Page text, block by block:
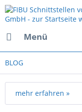
Menü
BLOG
mehr erfahren »